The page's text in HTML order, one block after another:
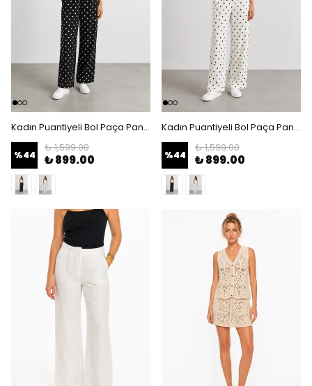
Kadın Puantiyeli Bol Paça Pantolon - Siyah
%44
₺ 1,599.00
₺ 899.00
Kadın Puantiyeli Bol Paça Pantolon - Beyaz
%44
₺ 1,599.00
₺ 899.00